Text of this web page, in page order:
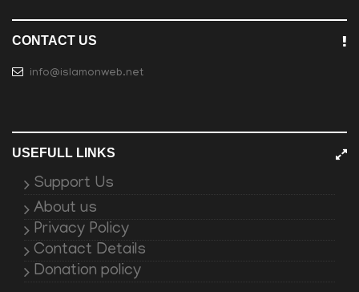
CONTACT US
info@islamonweb.net
USEFULL LINKS
Support Us
About us
Privacy Policy
Contact Details
Donation policy